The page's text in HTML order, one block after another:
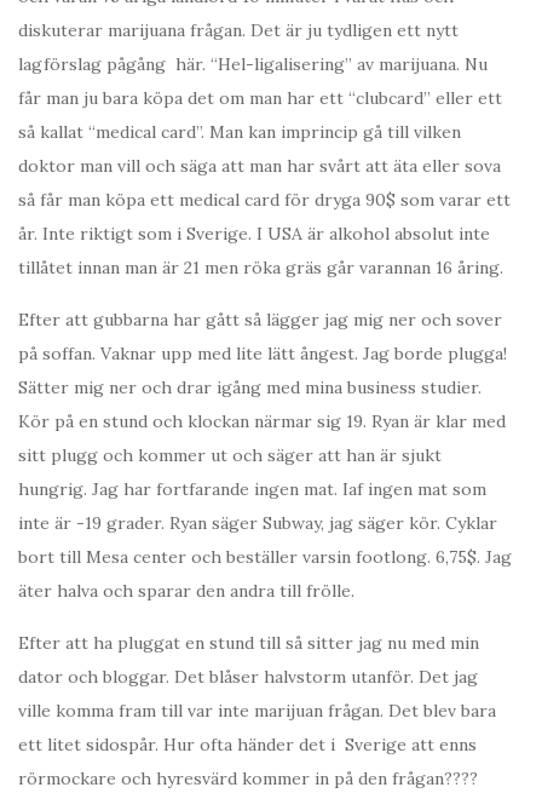
diskuterar marijuana frågan. Det är ju tydligen ett nytt
lagförslag pågång här. “Hel-ligalisering” av marijuana. Nu
får man ju bara köpa det om man har ett “clubcard” eller ett
så kallat “medical card”. Man kan imprincip gå till vilken
doktor man vill och säga att man har svårt att äta eller sova
så får man köpa ett medical card för dryga 90$ som varar ett
år. Inte riktigt som i Sverige. I USA är alkohol absolut inte
tillåtet innan man är 21 men röka gräs går varannan 16 åring.
Efter att gubbarna har gått så lägger jag mig ner och sover
på soffan. Vaknar upp med lite lätt ångest. Jag borde plugga!
Sätter mig ner och drar igång med mina business studier.
Kör på en stund och klockan närmar sig 19. Ryan är klar med
sitt plugg och kommer ut och säger att han är sjukt
hungrig. Jag har fortfarande ingen mat. Iaf ingen mat som
inte är -19 grader. Ryan säger Subway, jag säger kör. Cyklar
bort till Mesa center och beställer varsin footlong. 6,75$. Jag
äter halva och sparar den andra till frölle.
Efter att ha pluggat en stund till så sitter jag nu med min
dator och bloggar. Det blåser halvstorm utanför. Det jag
ville komma fram till var inte marijuan frågan. Det blev bara
ett litet sidospår. Hur ofta händer det i Sverige att enns
rörmockare och hyresvärd kommer in på den frågan????